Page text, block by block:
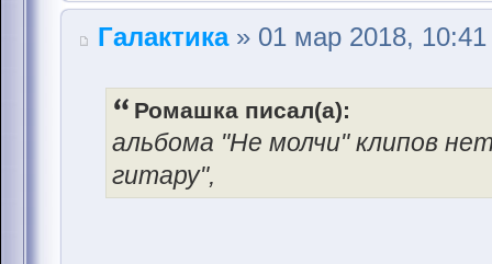
Галактика» 01 мар 2018, 10:41
Ромашка писал(а):
альбома "Не молчи" клипов
гитару",